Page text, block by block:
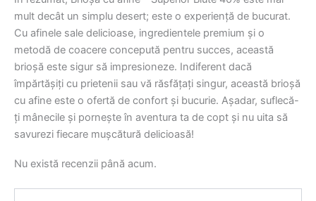
mult decât un simplu desert; este o experiență de bucurat.
Cu afinele sale delicioase, ingredientele premium și o
metodă de coacere concepută pentru succes, această
brioșă este sigur să impresioneze. Indiferent dacă
împărtășiți cu prietenii sau vă răsfățați singur, această brioșă
cu afine este o ofertă de confort și bucurie. Așadar, suflecă-
ți mânecile și pornește în aventura ta de copt și nu uita să
savurezi fiecare mușcătură delicioasă!
Nu există recenzii până acum.